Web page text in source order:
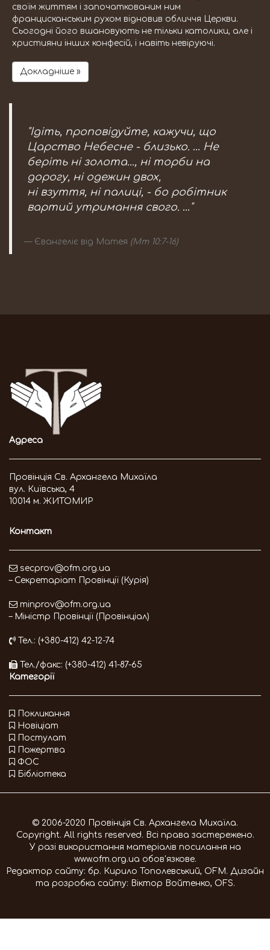
своїм життям і започаткованим ним
францисканським рухом відновив обличчя Церкви.
Сьогодні його вшановують не тільки католики, але і
християни інших конфесій, і навіть невіруючі.
Докладніше »
"Ідіть, проповідуйте, кажучи, що
Царство Небесне - близько. … Не
беріть ні золота..., ні торби на
дорогу, ні одежин двох,
ні взуття, ні палиці, - бо робітник
вартий утримання свого. …"
Євангеліє від Матея (Мт 10:7-16)
Адреса
Провінція Св. Архангела Михаїла
вул. Київська, 4
10014 м. ЖИТОМИР
Контакт
secprov@ofm.org.ua
– Секретаріат Провінції (Курія)
minprov@ofm.org.ua
– Міністр Провінції (Провінціал)
Тел.: (+380-412) 42-12-74
Тел./факс: (+380-412) 41-87-65
Категорії
Покликання
Новіціат
Постулат
Пожертва
ФОС
Бібліотека
© 2006-2020 Провінція Св. Архангела Михаїла.
Copyright. All rights reserved. Всі права застережено.
У разі використання матеріалів посилання на
www.ofm.org.ua обов'язкове.
Редактор сайту: бр. Кирило Тополевський, OFM. Дизайн
та розробка сайту: Віктор Войтенко, OFS.